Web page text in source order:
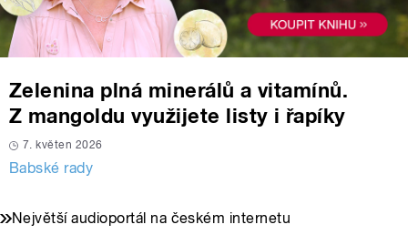
Zelenina plná minerálů a vitamínů.
Z mangoldu využijete listy i řapíky
7. květen 2026
Babské rady
Největší audioportál na českém internetu